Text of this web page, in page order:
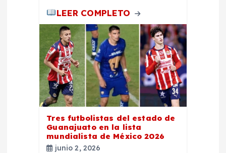
LEER COMPLETO
Tres futbolistas del estado de
Guanajuato en la lista
mundialista de México 2026
junio 2, 2026